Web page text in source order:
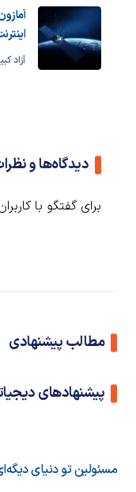
آزاد
دیدگاه‌ها و
برای گفتگو با
مطالب پیشنهادی
پیشنهادهای
مسئولین تو دنیای